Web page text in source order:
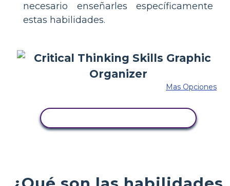
necesario enseñarles específicamente
estas habilidades.
Mas Opciones